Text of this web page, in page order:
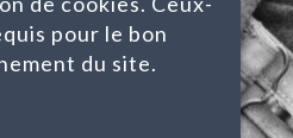
pour le bon
du site.